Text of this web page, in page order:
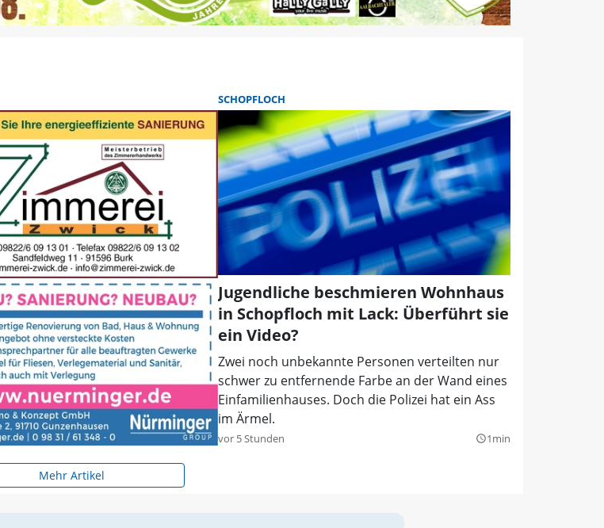
SCHOPFLOCH
Jugendliche beschmieren Wohnhaus
in Schopfloch mit Lack: Überführt sie
ein Video?
Zwei noch unbekannte Personen verteilten nur
schwer zu entfernende Farbe an der Wand eines
Einfamilienhauses. Doch die Polizei hat ein Ass
im Ärmel.
vor 5 Stunden query_builder1min
Mehr Artikel